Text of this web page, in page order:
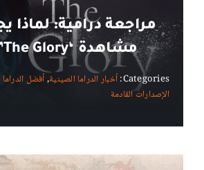
مراجعة درامية: لماذا
مشاهدة ‘The Glory’ الآن؟
Categories: أخبار الدراما الصينية,أفضل الدراما
الإصدارات القادمة